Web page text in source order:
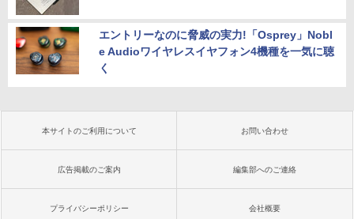
エントリーなのに脅威の実力!「Osprey」Nobl
e Audioワイヤレスイヤフォン4機種を一気に聴
く
本サイトのご利用について お問い合わせ
広告掲載のご案内 編集部へのご連絡
プライバシーポリシー 会社概要